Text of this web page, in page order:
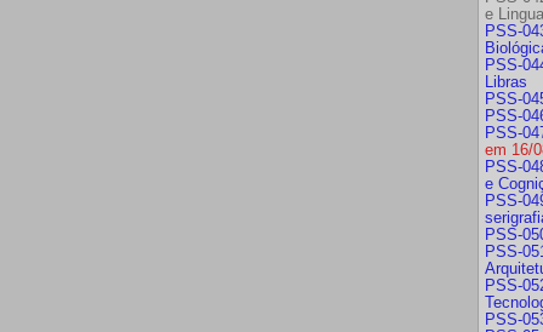
e
PSS-
PSS-
Libras
PSS-
PSS-
PSS-
em 16/
PSS-
e
PSS-
PSS-
PSS-
PSS-
PSS-